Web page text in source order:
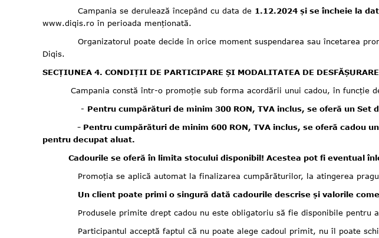
Campania se derulează începând cu data de 1.12.2024 și se încheie la
www.diqis.ro în perioada menționată.
Organizatorul poate decide în orice moment suspendarea sau încetarea
Diqis.
SECȚIUNEA 4. CONDIȚII DE PARTICIPARE ȘI MODALITATEA DE DESFĂȘURARE
Campania constă într-o promoție sub forma acordării unui cadou, în funcție
- Pentru cumpărături de minim 300 RON, TVA inclus, se oferă un
- Pentru cumpărături de minim 600 RON, TVA inclus, se oferă cadou
pentru decupat aluat.
Cadourile se oferă în limita stocului disponibil! Acestea pot fi eventual
Promoția se aplică automat la finalizarea cumpărăturilor, la atingerea
Un client poate primi o singură dată cadourile descrise și valorile
Produsele primite drept cadou nu este obligatoriu să fie disponibile pentru
Participantul acceptă faptul că nu poate alege cadoul primit, nu îl poate